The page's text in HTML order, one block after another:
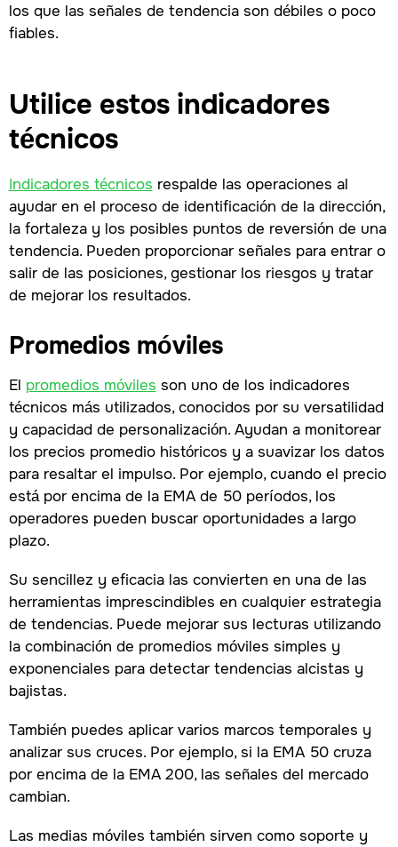
los que las señales de tendencia son débiles o poco
fiables.
Utilice estos indicadores
técnicos
Indicadores técnicos respalde las operaciones al
ayudar en el proceso de identificación de la dirección,
la fortaleza y los posibles puntos de reversión de una
tendencia. Pueden proporcionar señales para entrar o
salir de las posiciones, gestionar los riesgos y tratar
de mejorar los resultados.
Promedios móviles
El promedios móviles son uno de los indicadores
técnicos más utilizados, conocidos por su versatilidad
y capacidad de personalización. Ayudan a monitorear
los precios promedio históricos y a suavizar los datos
para resaltar el impulso. Por ejemplo, cuando el precio
está por encima de la EMA de 50 períodos, los
operadores pueden buscar oportunidades a largo
plazo.
Su sencillez y eficacia las convierten en una de las
herramientas imprescindibles en cualquier estrategia
de tendencias. Puede mejorar sus lecturas utilizando
la combinación de promedios móviles simples y
exponenciales para detectar tendencias alcistas y
bajistas.
También puedes aplicar varios marcos temporales y
analizar sus cruces. Por ejemplo, si la EMA 50 cruza
por encima de la EMA 200, las señales del mercado
cambian.
Las medias móviles también sirven como soporte y